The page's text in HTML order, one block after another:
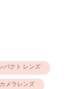
パクト レンズ
メラレンズ